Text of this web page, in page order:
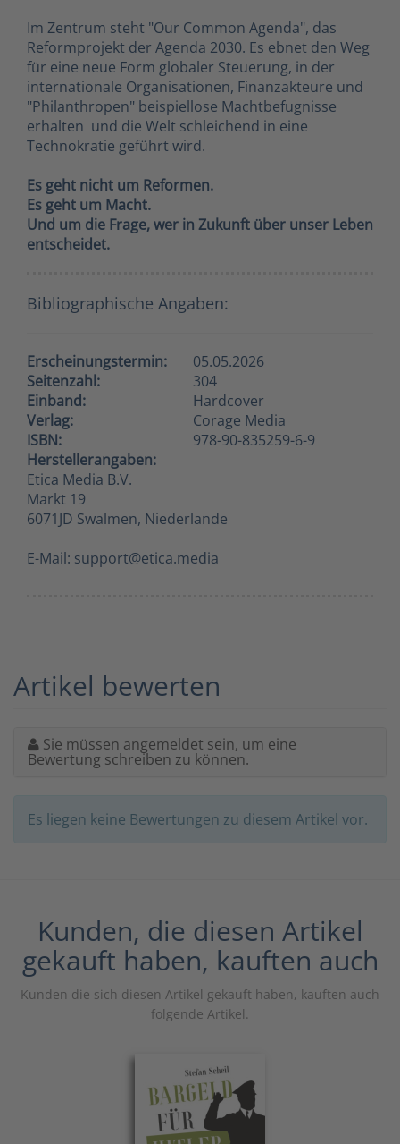
Im Zentrum steht "Our Common Agenda", das
Reformprojekt der Agenda 2030. Es ebnet den Weg
für eine neue Form globaler Steuerung, in der
internationale Organisationen, Finanzakteure und
"Philanthropen" beispiellose Machtbefugnisse
erhalten  und die Welt schleichend in eine
Technokratie geführt wird.
Es geht nicht um Reformen.
Es geht um Macht.
Und um die Frage, wer in Zukunft über unser Leben
entscheidet.
Bibliographische Angaben:
Erscheinungstermin:
05.05.2026
Seitenzahl:
304
Einband:
Hardcover
Verlag:
Corage Media
ISBN:
978-90-835259-6-9
Herstellerangaben:
Etica Media B.V.
Markt 19
6071JD Swalmen, Niederlande
E-Mail: support@etica.media
Artikel bewerten
Sie müssen angemeldet sein, um eine
Bewertung schreiben zu können.
Es liegen keine Bewertungen zu diesem Artikel vor.
Kunden, die diesen Artikel
gekauft haben, kauften auch
Kunden die sich diesen Artikel gekauft haben, kauften auch
folgende Artikel.